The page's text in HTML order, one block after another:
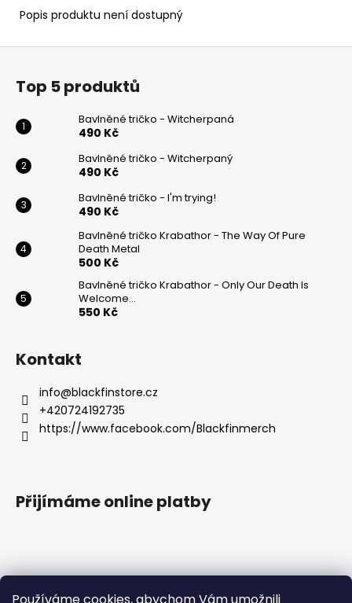
Popis produktu není dostupný
Z
Top 5 produktů
Bavlněné tričko - Witcherpaná
490 Kč
Bavlněné tričko - Witcherpaný
490 Kč
Bavlněné tričko - I'm trying!
490 Kč
Bavlněné tričko Krabathor - The Way Of Pure
Death Metal
500 Kč
Bavlněné tričko Krabathor - Only Our Death Is
Welcome...
550 Kč
Kontakt
info@blackfinstore.cz
+420724192735
https://www.facebook.com/Blackfinmerch
Přijímáme online platby